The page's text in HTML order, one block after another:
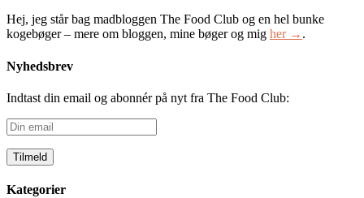
Hej, jeg står bag madbloggen The Food Club og en hel bunke
kogebøger – mere om bloggen, mine bøger og mig her → .
Nyhedsbrev
Indtast din email og abonnér på nyt fra The Food Club:
Din
email
Kategorier